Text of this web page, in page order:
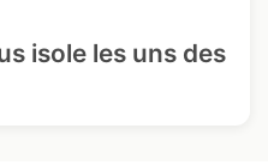
isole les uns des